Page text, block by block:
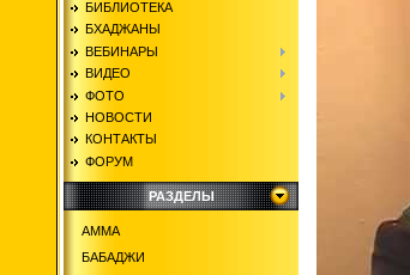
БИБЛИОТЕКА
БХАДЖАНЫ
ВЕБИНАРЫ
ВИДЕО
ФОТО
НОВОСТИ
КОНТАКТЫ
ФОРУМ
РАЗДЕЛЫ
АММА
БАБАДЖИ